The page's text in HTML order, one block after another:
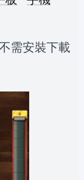
需安裝下載